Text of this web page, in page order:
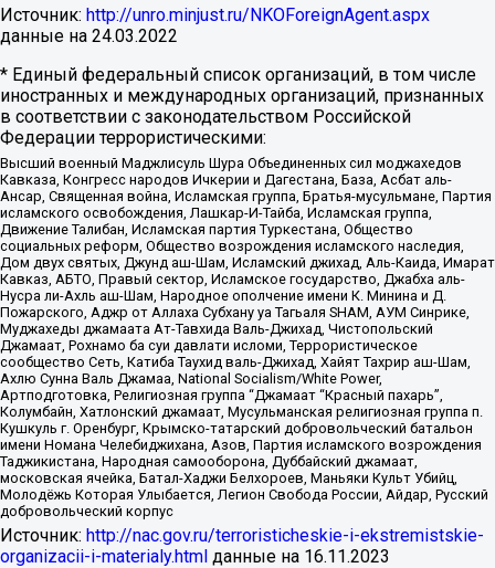
Источник: http://unro.minjust.ru/NKOForeignAgent.aspx
данные на 24.03.2022
* Единый федеральный список организаций, в том числе
иностранных и международных организаций, признанных
в соответствии с законодательством Российской
Федерации террористическими:
Высший военный Маджлисуль Шура Объединенных сил моджахедов
Кавказа, Конгресс народов Ичкерии и Дагестана, База, Асбат аль-
Ансар, Священная война, Исламская группа, Братья-мусульмане, Партия
исламского освобождения, Лашкар-И-Тайба, Исламская группа,
Движение Талибан, Исламская партия Туркестана, Общество
социальных реформ, Общество возрождения исламского наследия,
Дом двух святых, Джунд аш-Шам, Исламский джихад, Аль-Каида, Имарат
Кавказ, АБТО, Правый сектор, Исламское государство, Джабха аль-
Нусра ли-Ахль аш-Шам, Народное ополчение имени К. Минина и Д.
Пожарского, Аджр от Аллаха Субхану уа Тагьаля SHAM, АУМ Синрике,
Муджахеды джамаата Ат-Тавхида Валь-Джихад, Чистопольский
Джамаат, Рохнамо ба суи давлати исломи, Террористическое
сообщество Сеть, Катиба Таухид валь-Джихад, Хайят Тахрир аш-Шам,
Ахлю Сунна Валь Джамаа, National Socialism/White Power,
Артподготовка, Религиозная группа “Джамаат “Красный пахарь”,
Колумбайн, Хатлонский джамаат, Мусульманская религиозная группа п.
Кушкуль г. Оренбург, Крымско-татарский добровольческий батальон
имени Номана Челебиджихана, Азов, Партия исламского возрождения
Таджикистана, Народная самооборона, Дуббайский джамаат,
московская ячейка, Батал-Хаджи Белхороев, Маньяки Культ Убийц,
Молодёжь Которая Улыбается, Легион Свобода России, Айдар, Русский
добровольческий корпус
Источник: http://nac.gov.ru/terroristicheskie-i-ekstremistskie-
organizacii-i-materialy.html данные на 16.11.2023